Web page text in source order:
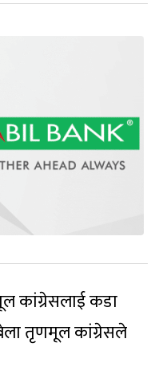
कांग्रेसलाई कडा
तृणमूल कांग्रेसले